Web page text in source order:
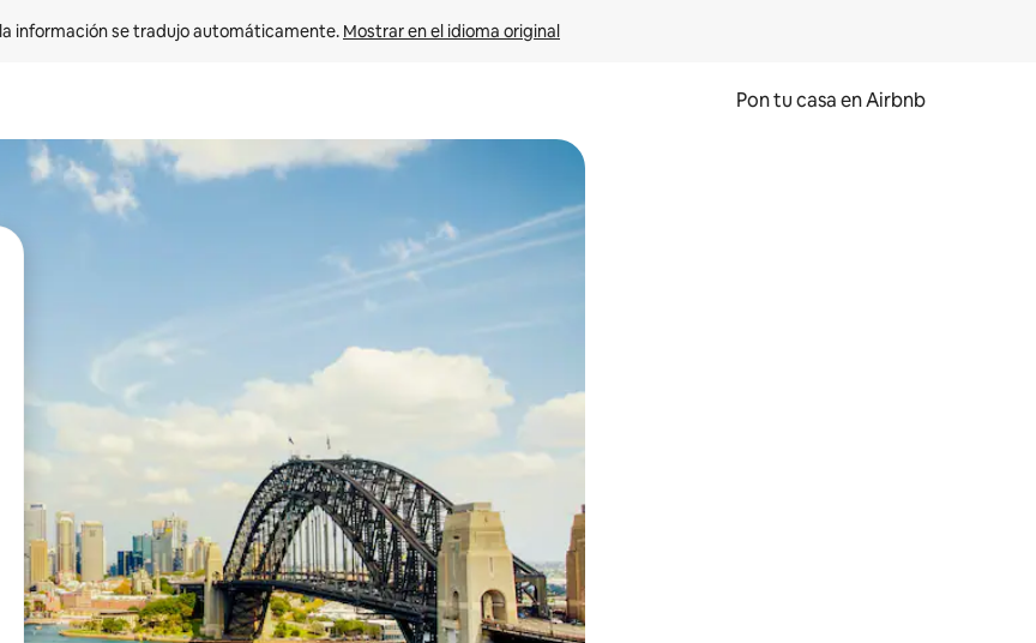
información se tradujo automáticamente. Mostrar en el idioma original
Pon tu casa en Airbnb
teclas de flecha hacia arriba y hacia abajo o explora con el tacto o desliza el dedo.